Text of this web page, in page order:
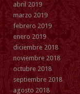
abril 2019
marzo 2019
febrero 2019
enero 2019
diciembre 2018
noviembre 2018
octubre 2018
septiembre 2018
agosto 2018